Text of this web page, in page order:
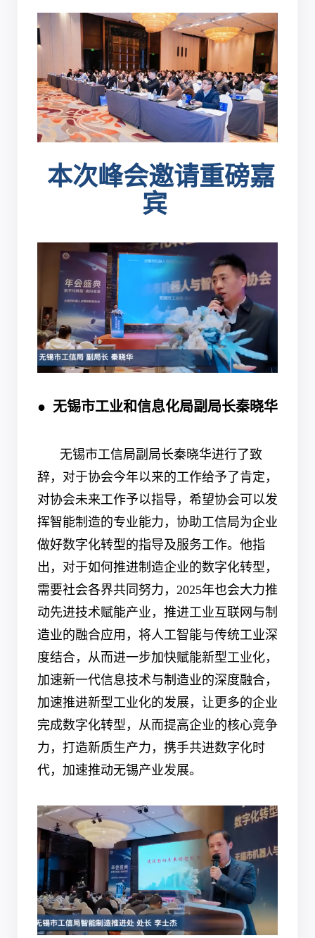
本次峰会邀请重磅嘉
宾
● 无锡市工业和信息化局副局长秦晓华
无锡市工信局副局长秦晓华进行了致
辞，对于协会今年以来的工作给予了肯定，
对协会未来工作予以指导，希望协会可以发
挥智能制造的专业能力，协助工信局为企业
做好数字化转型的指导及服务工作。他指
出，对于如何推进制造企业的数字化转型，
需要社会各界共同努力， 2025年也会大力推
动先进技术赋能产业，推进工业互联网与制
造业的融合应用，将人工智能与传统工业深
度结合，从而进一步加快赋能新型工业化，
加速新一代信息技术与制造业的深度融合，
加速推进新型工业化的发展，让更多的企业
完成数字化转型，从而提高企业的核心竞争
力，打造新质生产力，携手共进数字化时
代，加速推动无锡产业发展。